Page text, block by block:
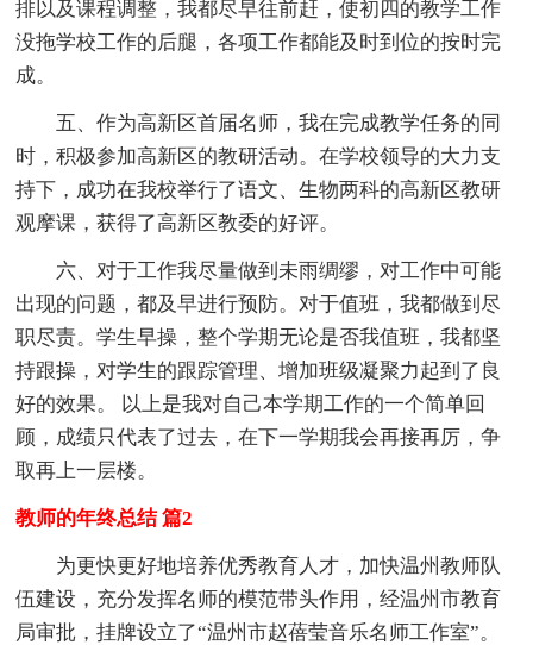
排以及课程调整，我都尽早往前赶，使初四的教学工作
没拖学校工作的后腿，各项工作都能及时到位的按时完
成。
五、作为高新区首届名师，我在完成教学任务的同
时，积极参加高新区的教研活动。在学校领导的大力支
持下，成功在我校举行了语文、生物两科的高新区教研
观摩课，获得了高新区教委的好评。
六、对于工作我尽量做到未雨绸缪，对工作中可能
出现的问题，都及早进行预防。对于值班，我都做到尽
职尽责。学生早操，整个学期无论是否我值班，我都坚
持跟操，对学生的跟踪管理、增加班级凝聚力起到了良
好的效果。 以上是我对自己本学期工作的一个简单回
顾，成绩只代表了过去，在下一学期我会再接再厉，争
取再上一层楼。
教师的年终总结 篇2
为更快更好地培养优秀教育人才，加快温州教师队
伍建设，充分发挥名师的模范带头作用，经温州市教育
局审批，挂牌设立了“温州市赵蓓莹音乐名师工作室”。